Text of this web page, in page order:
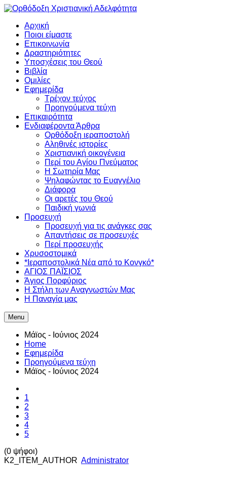
Αρχική
Ποιοι είμαστε
Επικοινωνία
Δραστηριότητες
Υποσχέσεις του Θεού
Βιβλία
Ομιλίες
Εφημερίδα
Τρέχον τεύχος
Προηγούμενα τεύχη
Επικαιρότητα
Ενδιαφέροντα Άρθρα
Ορθόδοξη ιεραποστολή
Αληθινές ιστορίες
Χριστιανική οικογένεια
Περί του Αγίου Πνεύματος
Η Σωτηρία Μας
Ψηλαφώντας το Ευαγγέλιο
Διάφορα
Οι αρετές του Θεού
Παιδική γωνιά
Προσευχή
Προσευχή για τις ανάγκες σας
Απαντήσεις σε προσευχές
Περί προσευχής
Χρυσοστομικά
*Ιεραποστολικά Νέα από το Κονγκό*
ΑΓΙΟΣ ΠΑΪΣΙΟΣ
Άγιος Πορφύριος
Η Στήλη των Αναγνωστών Mας
Η Παναγία μας
Menu
Μάϊος - Ιούνιος 2024
Home
Εφημερίδα
Προηγούμενα τεύχη
Μάϊος - Ιούνιος 2024
1
2
3
4
5
(0 ψήφοι)
K2_ITEM_AUTHOR Administrator